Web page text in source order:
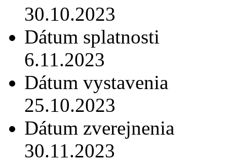
30.10.2023
Dátum splatnosti
6.11.2023
Dátum vystavenia
25.10.2023
Dátum zverejnenia
30.11.2023